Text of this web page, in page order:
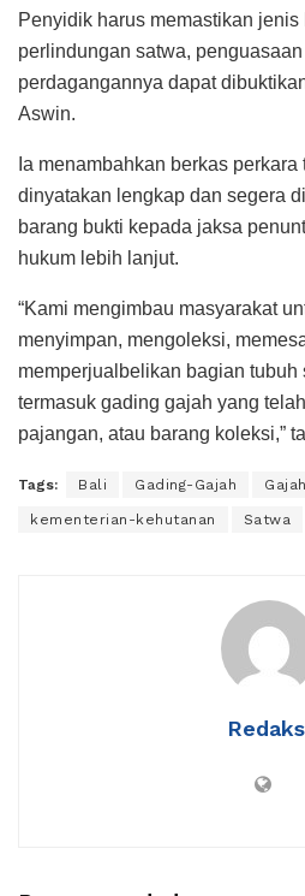
Penyidik harus memastikan jenis
perlindungan satwa,
perdagangannya dapat
Aswin.
Ia menambahkan berkas
dinyatakan lengkap dan segera
barang bukti kepada jaksa
hukum lebih lanjut.
“Kami mengimbau masyarakat
menyimpan, mengoleksi,
memperjualbelikan bagian tubuh
termasuk gading gajah yang
pajangan, atau barang koleksi,”
Tags: Bali Gading-Gajah Gajah
kementerian-kehutanan Satwa